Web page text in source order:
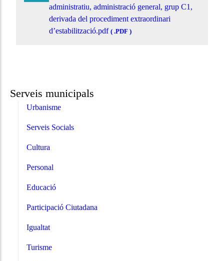
Serveis municipals
Urbanisme
Serveis Socials
Cultura
Personal
Educació
Participació Ciutadana
Igualtat
Turisme
administratiu, administració general, grup C1,
derivada del procediment extraordinari
d’estabilització.pdf ( .PDF )